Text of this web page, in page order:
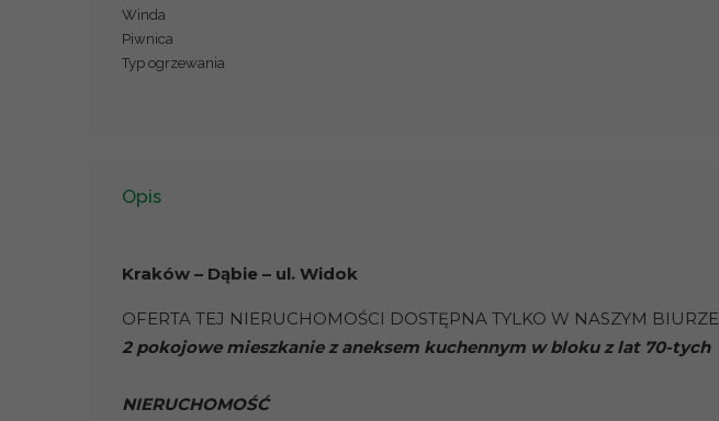
Winda
Piwnica
Typ ogrzewania
Opis
Kraków – Dąbie – ul. Widok
OFERTA TEJ NIERUCHOMOŚCI DOSTĘPNA TYLKO W NASZYM BIURZE
2 pokojowe mieszkanie z aneksem kuchennym w bloku z lat 70-tych
NIERUCHOMOŚĆ